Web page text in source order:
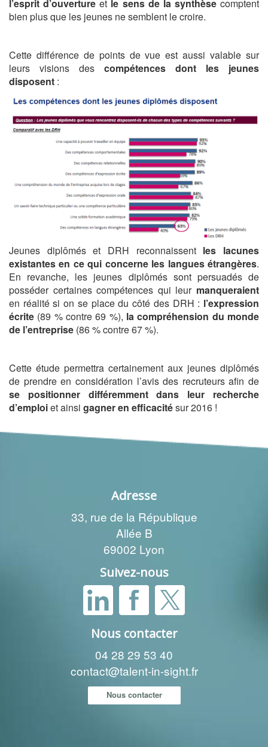
l’esprit d’ouverture et le sens de la synthèsecomptent
bien plus que les jeunes ne semblent le croire.
Cette différence de points de vue est aussi valable sur
leurs visions des compétences dont les jeunes
disposent :
Jeunes diplômés et DRH reconnaissent les lacunes
existantes en ce qui concerne les langues étrangères.
En revanche, les jeunes diplômés sont persuadés de
posséder certaines compétences qui leur manqueraient
en réalité si on se place du côté des DRH : l’expression
écrite (89 % contre 69 %), la compréhension du monde
de l’entreprise (86 % contre 67 %).
Cette étude permettra certainement aux jeunes diplômés
de prendre en considération l’avis des recruteurs afin de
se positionner différemment dans leur recherche
d’emploiet ainsi gagner en efficacitésur 2016 !
Adresse
33, rue de la République
Allée B
69002 Lyon
Suivez-nous
Nous contacter
04 28 29 53 40
contact@talent-in-sight.fr
Nous contacter